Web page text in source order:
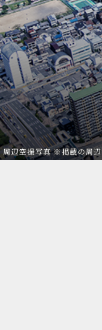
周辺空撮写真 ※掲載の周